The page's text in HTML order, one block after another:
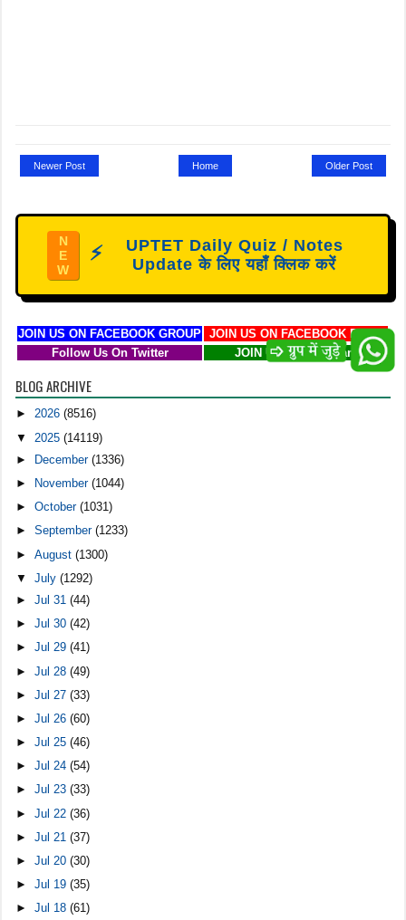
Newer Post Older Post
Home
N
E
W
⚡
UPTET Daily Quiz / Notes
Update के लिए यहाँ क्लिक करें
JOIN US ON FACEBOOK GROUP
JOIN US ON FACEBOOK PAGE
Follow Us On Twitter
JOIN US ON Telegram
BLOG ARCHIVE
►2026(8516)
▼ 2025(14119)
►
December(1336)
►
November(1044)
►October(1031)
►September(1233)
►August(1300)
▼July(1292)
►Jul 31(44)
►Jul 30(42)
►Jul 29(41)
►Jul 28(49)
►Jul 27(33)
►Jul 26(60)
►Jul 25(46)
►Jul 24(54)
►Jul 23(33)
►Jul 22(36)
►Jul 21(37)
►Jul 20(30)
►Jul 19(35)
►Jul 18(61)